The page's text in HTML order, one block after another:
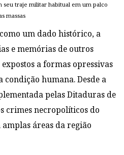
seu traje militar habitual em um palco
massas
um dado histórico, a
e memórias de outros
a formas opressivas
condição humana. Desde a
pelas Ditaduras de
crimes necropolíticos do
áreas da região